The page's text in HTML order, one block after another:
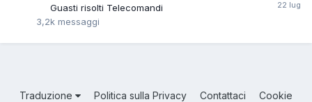
Guasti risolti Telecomandi
3,2k messaggi
Traduzione Politica sulla Privacy Contattaci Cookie